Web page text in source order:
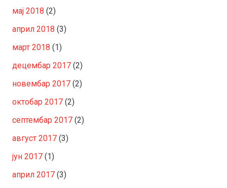
мај 2018 (2)
април 2018 (3)
март 2018 (1)
децембар 2017 (2)
новембар 2017 (2)
октобар 2017 (2)
септембар 2017 (2)
август 2017 (3)
јун 2017 (1)
април 2017 (3)